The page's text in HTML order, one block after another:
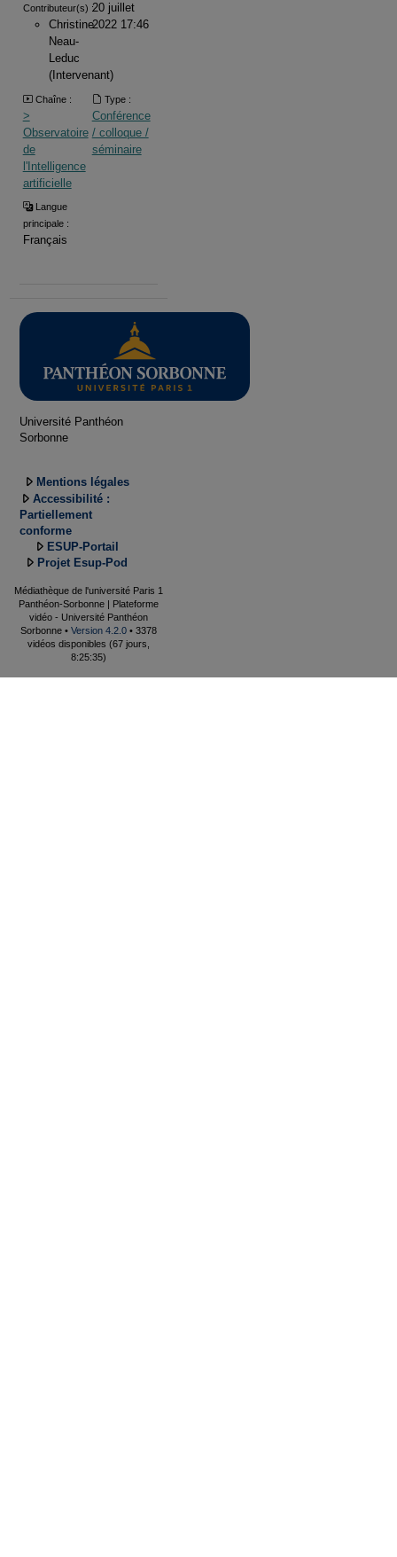
Contributeur(s) :
Christine
Neau-
Leduc
(Intervenant)
20 juillet
2022 17:46
Chaîne :
>
Observatoire
de
l'Intelligence
artificielle
Type :
Conférence
/ colloque /
séminaire
Langue
principale :
Français
Université Panthéon
Sorbonne
Mentions légales
Accessibilité :
Partiellement
conforme
ESUP-Portail
Projet Esup-Pod
Médiathèque de l'université Paris 1
Panthéon-Sorbonne | Plateforme
vidéo - Université Panthéon
Sorbonne • Version 4.2.0 • 3378
vidéos disponibles (67 jours,
8:25:35)